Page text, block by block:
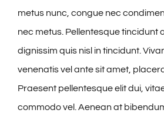
metus nunc, congue nec
nec metus. Pellentesque tincidunt
dignissim quis nisl in tincidunt.
venenatis vel ante sit amet,
Praesent pellentesque elit dui,
commodo vel. Aenean at